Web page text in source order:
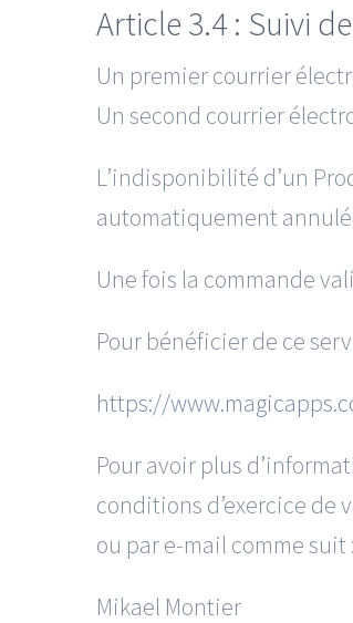
Article 3.4 : Suivi
Un premier courrier
Un second courrier
L’indisponibilité d’un
automatiquement
Une fois la commande
Pour bénéficier de ce
https://
Pour avoir plus
conditions d’exercice
ou par e-mail comme suit :
Mikael Montier